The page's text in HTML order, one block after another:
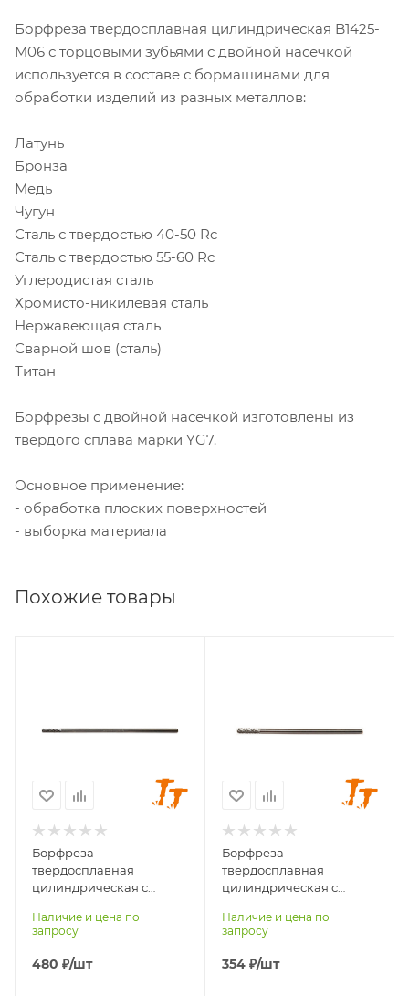
Борфреза твердосплавная цилиндрическая B1425-
M06 с торцовыми зубьями с двойной насечкой
используется в составе с бормашинами для
обработки изделий из разных металлов:
Латунь
Бронза
Медь
Чугун
Сталь с твердостью 40-50 Rc
Сталь с твердостью 55-60 Rc
Углеродистая сталь
Хромисто-никилевая сталь
Нержавеющая сталь
Сварной шов (сталь)
Титан
Борфрезы с двойной насечкой изготовлены из
твердого сплава марки YG7.
Основное применение:
- обработка плоских поверхностей
- выборка материала
Похожие товары
14
мм
86
Материал
стали, чугуны,
титан, латунь,
бронза, медь
Борфреза
твердосплавная
цилиндрическая с
B0314-M03-L86
Наличие и цена по
запросу
480 ₽/шт
14
мм
61
Материал
стали, чугуны,
титан, латунь,
бронза, медь
Борфреза
твердосплавная
цилиндрическая с
B0314-M03-L61
Наличие и цена по
запросу
354 ₽/шт